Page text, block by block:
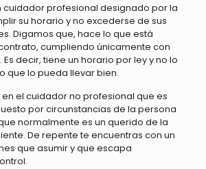
cuidador profesional designado por la
su horario y no excederse de sus
Digamos que, hace lo que está
cumpliendo únicamente con
decir, tiene un horario por ley y no lo
que lo pueda llevar bien.
el cuidador no profesional que es
por circunstancias de la persona
normalmente es un querido de la
De repente te encuentras con un
que asumir y que escapa